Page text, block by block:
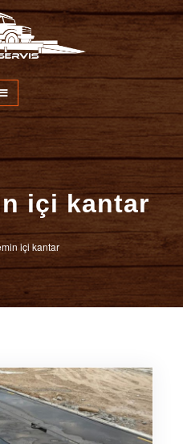
içi kantar
içi kantar